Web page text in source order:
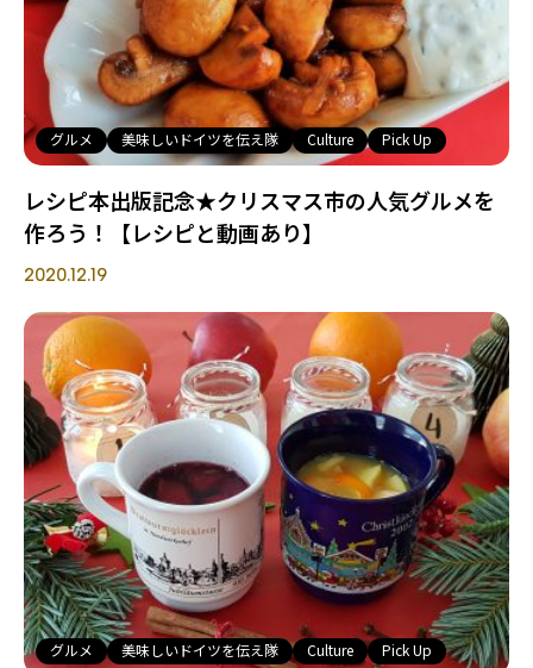
グルメ 美味しいドイツを伝え隊 Culture Pick Up
レシピ本出版記念★クリスマス市の人気グルメを
作ろう！【レシピと動画あり】
2020.12.19
グルメ 美味しいドイツを伝え隊 Culture Pick Up